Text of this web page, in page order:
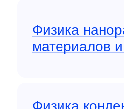
Физика
материалов и
Физика